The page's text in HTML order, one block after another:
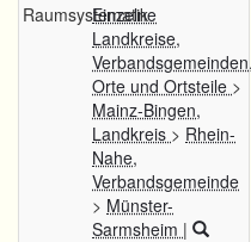
Raumsystematik
Einzelne
Landkreise,
Verbandsgemeinden,
Orte und Ortsteile >
Mainz-Bingen,
Landkreis > Rhein-
Nahe,
Verbandsgemeinde
> Münster-
Sarmsheim |